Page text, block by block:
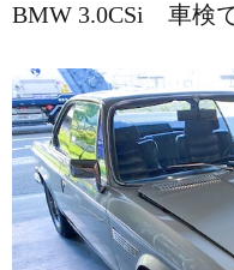
BMW 3.0CSi 車検